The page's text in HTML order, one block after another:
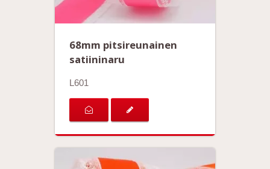
68mm pitsireunainen
satiininaru
L601